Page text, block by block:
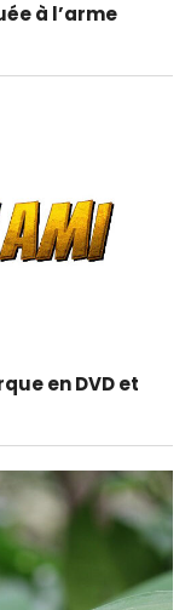
à l’arme
en DVD et